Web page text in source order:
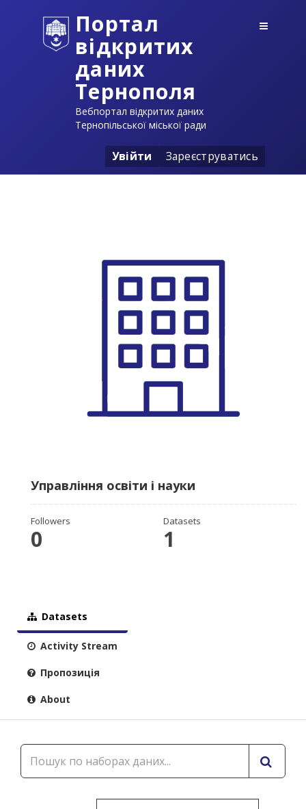
Портал
відкритих
даних
Тернополя
Вебпортал відкритих даних
Тернопільської міської ради
Увійти Зареєструватись
Управління освіти і науки
Followers
0
Datasets
1
Datasets
Activity Stream
Пропозиція
About